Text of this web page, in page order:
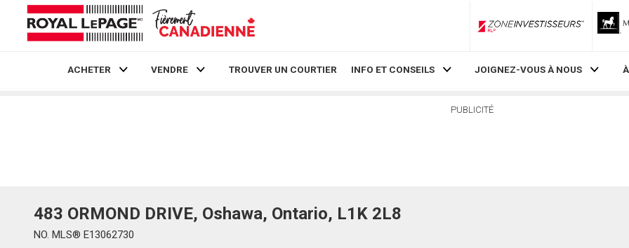
ZoneInvestisseurs RLP
ACHETER VENDRE TROUVER UN COURTIER INFO ET CONSEILS JOIGNEZ-VOUS À NOUS
PUBLICITÉ
483 ORMOND DRIVE, Oshawa, Ontario, L1K 2L8
NO. MLS® E13062730